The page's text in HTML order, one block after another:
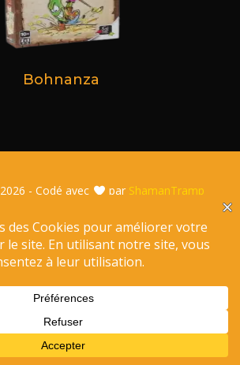
Bohnanza
2026 - Codé avec par ShamanTramp